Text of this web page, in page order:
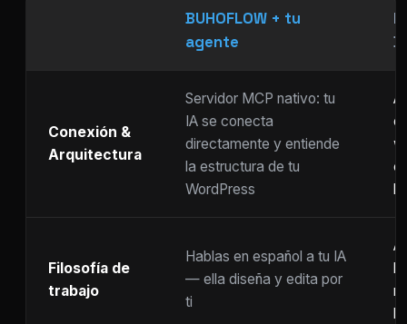
BUHOFLOW + tu
agente
Conexión &
Arquitectura
Servidor MCP nativo: tu
IA se conecta
directamente y entiende
la estructura de tu
WordPress
Filosofía de
trabajo
Hablas en español a tu IA
— ella diseña y edita por
ti